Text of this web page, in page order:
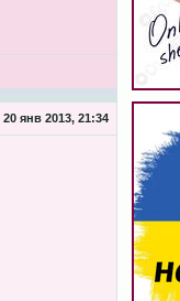
20 янв 2013, 21:34